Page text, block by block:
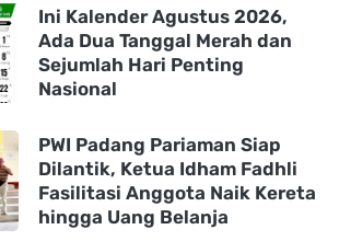
Ini Kalender Agustus 2026,
Ada Dua Tanggal Merah dan
Sejumlah Hari Penting
Nasional
PWI Padang Pariaman Siap
Dilantik, Ketua Idham Fadhli
Fasilitasi Anggota Naik Kereta
hingga Uang Belanja